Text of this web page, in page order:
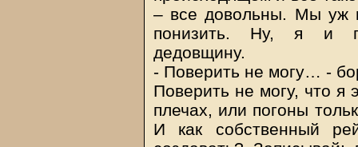
– все довольны. Мы уж
понизить. Ну, я и
дедовщину.
- Поверить не могу… -
Поверить не могу, что я
плечах, или погоны
И как собственный